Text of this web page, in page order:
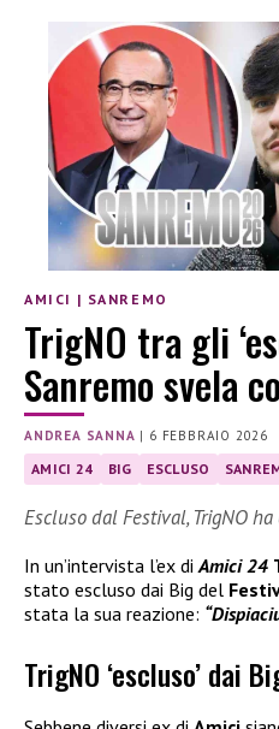
AMICI | SANREMO
TrigNO tra gli
Sanremo svela
ANDREA SANNA | 6 FEBBRAIO 2026
AMICI 24 BIG ESCLUSO
Escluso dal Festival, TrigNO
In un’intervista l’ex di Amici 24
stato escluso dai Big del
stata la sua reazione:
TrigNO ‘escluso’ dai